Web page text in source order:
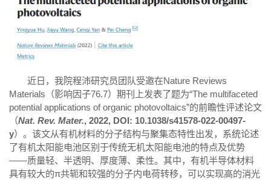
近日，我院程沛研究员团队受邀在Nature Reviews
Materials（影响因子76.7）期刊上发表了题为“The multifaceted
potential applications of organic photovoltaics”的前瞻性评述论文
（Nat. Rev. Mater., 2022, DOI: 10.1038/s41578-022-00497-
y）。该文从有机材料的分子结构与聚集态特性出发，系统论述
了有机太阳能电池区别于传统无机太阳能电池的特点及优势
——质量轻、半透明、厚度薄、柔性。其中，有机半导体材料
具有较大的π共轭和较强的分子内电荷转移，可以实现高的消光